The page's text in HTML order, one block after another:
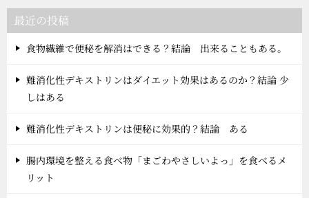
最近の投稿
食物繊維で便秘を解消はできる？結論 出来ることもある。
難消化性デキストリンはダイエット効果はあるのか？結論 少
しはある
難消化性デキストリンは便秘に効果的？結論 ある
腸内環境を整える食べ物「まごわやさしいよっ」を食べるメ
リット